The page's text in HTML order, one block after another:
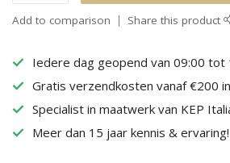
Add to comparison Share this product
Iedere dag geopend van 09:00 tot
Gratis verzendkosten vanaf €200
Specialist in maatwerk van KEP
Meer dan 15 jaar kennis & ervaring!